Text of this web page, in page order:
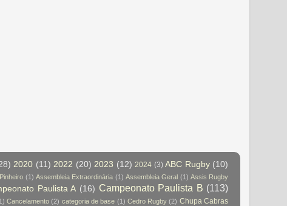
2020 (11) 2022 (20) 2023 (12) 2024 (3) ABC Rugby (10)
(1) Assembleia Extraordinária (1) Assembleia Geral (1) Assis Rugby
Paulista A (16) Campeonato Paulista B (113)
Cancelamento (2) categoria de base (1) Cedro Rugby (2) Chupa Cabras